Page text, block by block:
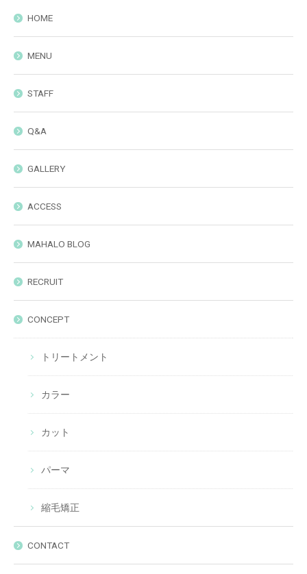
HOME
MENU
STAFF
Q&A
GALLERY
ACCESS
MAHALO BLOG
RECRUIT
CONCEPT
トリートメント
カラー
カット
パーマ
縮毛矯正
CONTACT